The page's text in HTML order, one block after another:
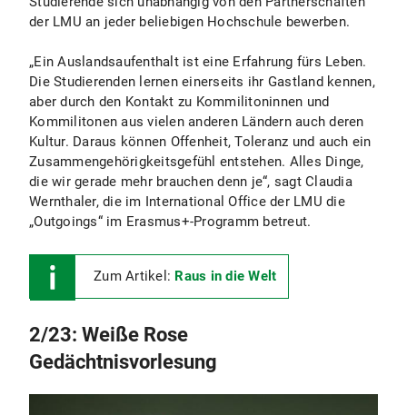
der LMU an jeder beliebigen Hochschule bewerben.
„Ein Auslandsaufenthalt ist eine Erfahrung fürs Leben.
Die Studierenden lernen einerseits ihr Gastland kennen,
aber durch den Kontakt zu Kommilitoninnen und
Kommilitonen aus vielen anderen Ländern auch deren
Kultur. Daraus können Offenheit, Toleranz und auch ein
Zusammengehörigkeitsgefühl entstehen. Alles Dinge,
die wir gerade mehr brauchen denn je“, sagt Claudia
Wernthaler, die im International Office der LMU die
„Outgoings“ im Erasmus+-Programm betreut.
Zum Artikel: Raus in die Welt
2/23: Weiße Rose
Gedächtnisvorlesung